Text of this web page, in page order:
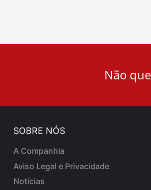
Não
SOBRE NÓS
A Companhia
Aviso Legal e Privacidade
Notícias